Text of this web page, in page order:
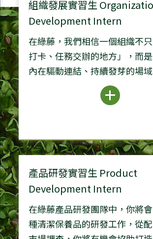
組織發展實習生
Development Intern
在綠藤，我們相信一個組織不
打卡、任務交辦的地方」，而
內在驅動連結、持續發芽的場
產品研發實習生 Product
Development Intern
在綠藤產品研發團隊中，你將
種清潔保養品的研發工作，從